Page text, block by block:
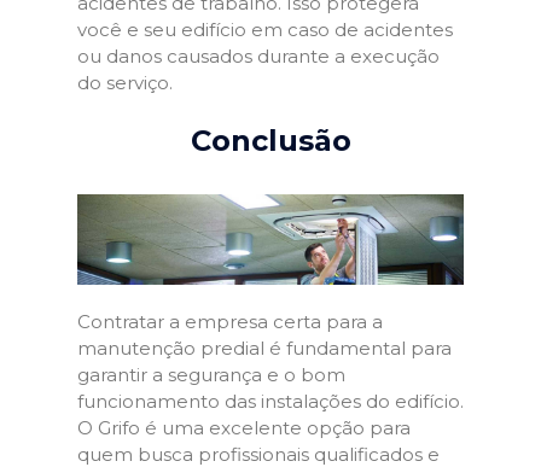
você e seu edifício em caso de acidentes
ou danos causados durante a execução
do serviço.
Conclusão
Contratar a empresa certa para a
manutenção predial é fundamental para
garantir a segurança e o bom
funcionamento das instalações do edifício.
O Grifo é uma excelente opção para
quem busca profissionais qualificados e